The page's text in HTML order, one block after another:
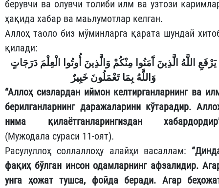
берувчи ва олувчи толиби илм ва узтози
ҳақида хабар ва маьлумотлар келган.
Аллоҳ таоло биз мўминларга қарата шундай
қилади:
يَرْفَعِ اللَّهُ الَّذِينَ آَمَنُوا مِنْكُمْ وَالَّذِينَ أُوتُوا الْعِلْمَ دَرَجَاتٍ
وَاللَّهُ بِمَا تَعْمَلُونَ خَبِيرٌ
“Аллоҳ сизлардан иймон келтирганларнинг ва
берилганларнинг даражаларини кўтарадир.
нима қилаётганларингиздан
(Мужодала сураси 11-оят).
Расулуллоҳ соллаллоҳу алайҳи васаллам:
фақиҳ бўлган инсон одамларнинг афзалидир.
унга ҳожат тушса, фойда беради. Агар